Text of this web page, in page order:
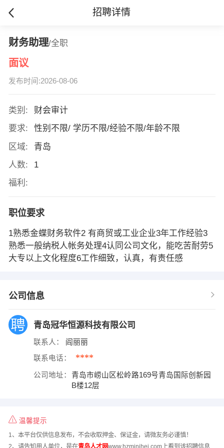
招聘详情
财务助理/全职
面议
发布时间:2026-08-06
类别:
财会审计
要求:
性别不限/ 学历不限/经验不限/年龄不限
区域:
青岛
人数:
1
福利:
职位要求
1熟悉金蝶财务软件2 有商贸或工业企业3年工作经验3
熟悉一般纳税人帐务处理4认同公司文化，能吃苦耐劳5
大专以上文化程度6工作细致，认真，有责任感
公司信息
青岛冠华恒源科技有限公司
联系人： 阎丽丽
联系电话： ****
公司地址：
青岛市崂山区松岭路169号青岛国际创新园
B楼12层
温馨提示
1、本平台仅供信息发布，不会收取押金、保证金，请微友务必谨慎！
2、请告知用人单位，是在青岛人才网www.hzminihei.com上看到该招聘信息